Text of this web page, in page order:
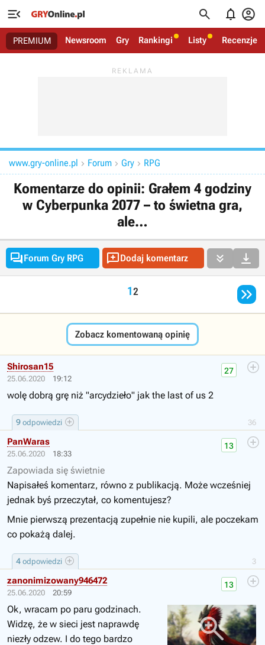
   
PREMIUM Newsroom Gry Rankingi Listy Recenzje
www.gry-online.pl  Forum  Gry  RPG
Komentarze do opinii: Grałem 4 godziny
w Cyberpunka 2077 – to świetna gra,
ale…
Forum Gry RPG Dodaj komentarz  
12 
Zobacz komentowaną opinię
25.06.2020 19:12
36
27
9 odpowiedzi
Shirosan15
wolę dobrą grę niż "arcydzieło" jak the last of us 2
25.06.2020 18:33
3
13
4 odpowiedzi
PanWaras
Zapowiada się świetnie
Napisałeś komentarz, równo z publikacją. Może wcześniej
jednak byś przeczytał, co komentujesz?
Mnie pierwszą prezentacją zupełnie nie kupili, ale poczekam
co pokażą dalej.
25.06.2020 20:59
13
zanonimizowany946472
Ok, wracam po paru godzinach.
Widzę, że w sieci jest naprawdę
niezły odzew. I do tego bardzo